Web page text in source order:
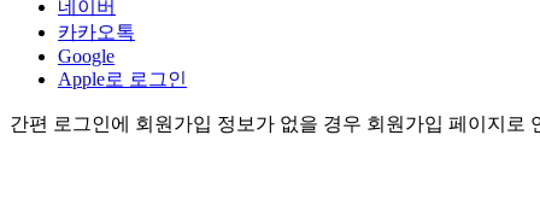
네이버
카카오톡
Google
Apple로 로그인
간편 로그인에 회원가입 정보가 없을 경우 회원가입 페이지로